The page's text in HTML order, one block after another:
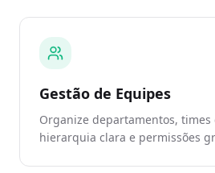
Gestão de Equipes
Organize departamentos, times
hierarquia clara e permissões